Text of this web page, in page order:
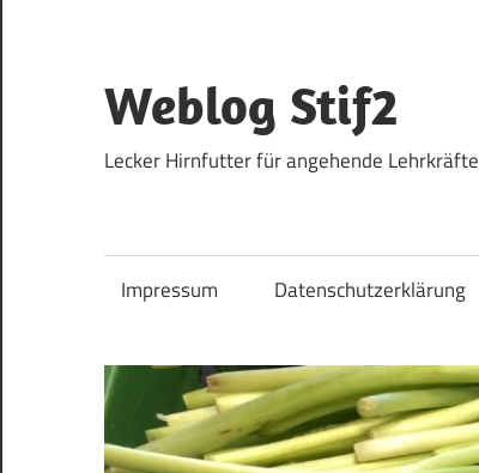
springen
Weblog Stif2
Lecker Hirnfutter für angehende Lehrkräfte
Impressum Datenschutzerklärung